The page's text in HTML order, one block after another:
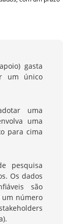
gasta
um único
uma
uma
para cima
pesquisa
Os dados
são
um número